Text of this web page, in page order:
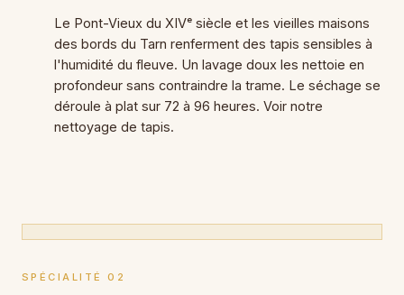
Le Pont-Vieux du XIVᵉ siècle et les vieilles maisons
des bords du Tarn renferment des tapis sensibles à
l'humidité du fleuve. Un lavage doux les nettoie en
profondeur sans contraindre la trame. Le séchage se
déroule à plat sur 72 à 96 heures. Voir notre
nettoyage de tapis.
SPÉCIALITÉ 02